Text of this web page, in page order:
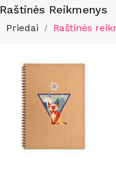
Raštinės Reikmenys
Priedai Raštinės